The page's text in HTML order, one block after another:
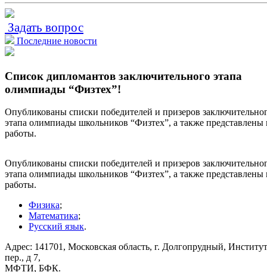
Задать вопрос
Последние новости
Список дипломантов заключительного этапа
олимпиады “Физтех”!
Опубликованы списки победителей и призеров
этапа олимпиады школьников “Физтех”, а также представлены
работы.
Опубликованы списки победителей и призеров
этапа олимпиады школьников “Физтех”, а также представлены
работы.
Физика;
Математика;
Русский язык.
Адрес: 141701, Московская область, г. Долгопрудный,
пер., д 7,
МФТИ, БФК.